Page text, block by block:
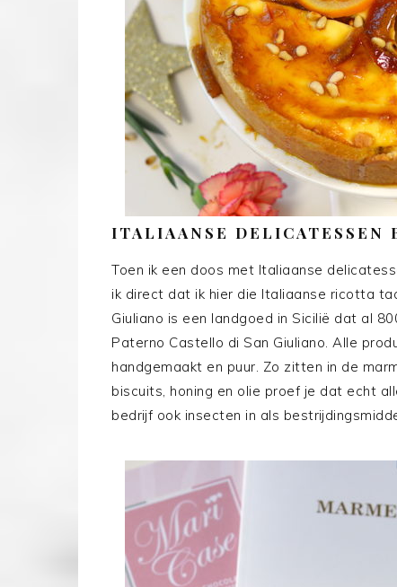
ITALIAANSE DELICATESSEN
Toen ik een doos met Italiaanse
ik direct dat ik hier die Italiaanse ricotta
Giuliano is een landgoed in Sicilië dat al
Paterno Castello di San Giuliano. Alle
handgemaakt en puur. Zo zitten in de
biscuits, honing en olie proef je dat echt
bedrijf ook insecten in als